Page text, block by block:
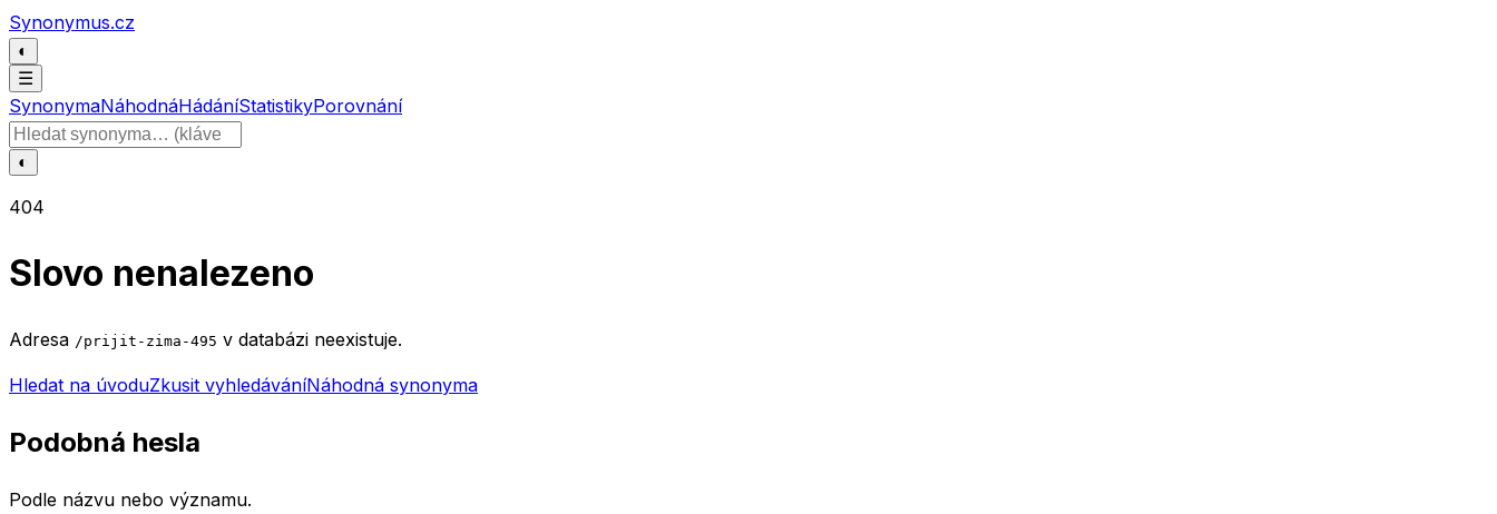
Přeskočit na obsah
Synonymus.cz
◐
☰
SynonymaNáhodnáHádáníStatistikyPorovnání
Hledat slovo
◐
404
Slovo nenalezeno
Adresa /prijit-zima-495 v databázi neexistuje.
Hledat na úvoduZkusit vyhledáváníNáhodná synonyma
Podobná hesla
Podle názvu nebo významu.